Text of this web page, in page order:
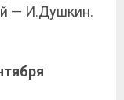
— И.Душкин.